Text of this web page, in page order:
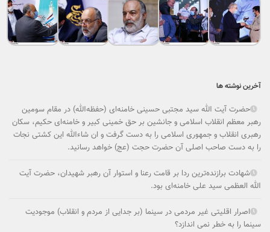
آخرین نوشته ها
حضرت آیت الله سید مجتبی حسینی خامنه‌ای (حفظه‌الله) در مقام سومین
رهبر معظم انقلاب اسلامی و جانشین بر حق خمینی کبیر و خامنه‌ای حکیم، سکان
رهبری انقلاب و جمهوری اسلامی را به دست گرفت و ان شاءالله این کشتی نجات
را به دست صاحب اصلی آن حضرت حجت (عج) خواهد رسانید.
شهادت برازنده‌ترین ردا بر قامت رعنا و استوار آن رهبر شهیدان، حضرت آیت
الله العظمی سید علی خامنه‌ای بود.
اصرار اقلیتی غیر مردمی در سینما (بر جدایی از مردم و انقلاب) موجودیت
سینما را به خطر نمی ­اندازد؟